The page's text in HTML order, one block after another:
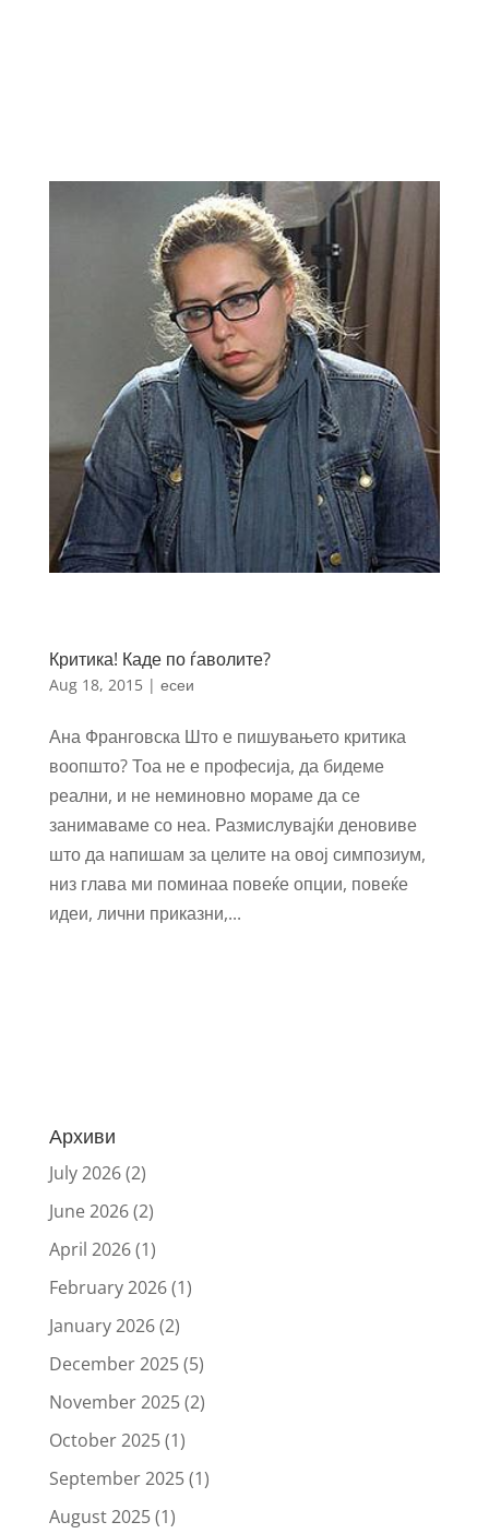
Критика! Каде по ѓаволите?
Aug 18, 2015| есеи
Ана Франговска Што е пишувањето критика
воопшто? Тоа не е професија, да бидеме
реални, и не неминовно мораме да се
занимаваме со неа. Размислувајќи деновиве
што да напишам за целите на овој симпозиум,
низ глава ми поминаа повеќе опции, повеќе
идеи, лични приказни,...
Архиви
July 2026(2)
June 2026(2)
April 2026(1)
February 2026(1)
January 2026(2)
December 2025(5)
November 2025(2)
October 2025(1)
September 2025(1)
August 2025(1)